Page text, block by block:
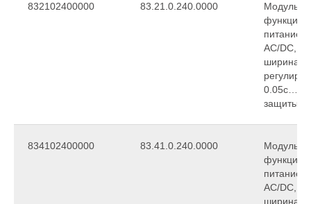
832102400000 83.21.0.240.0000
питание
АС/DC,
ширина
защиты
834102400000 83.41.0.240.0000
питание
АС/DC,
ширина